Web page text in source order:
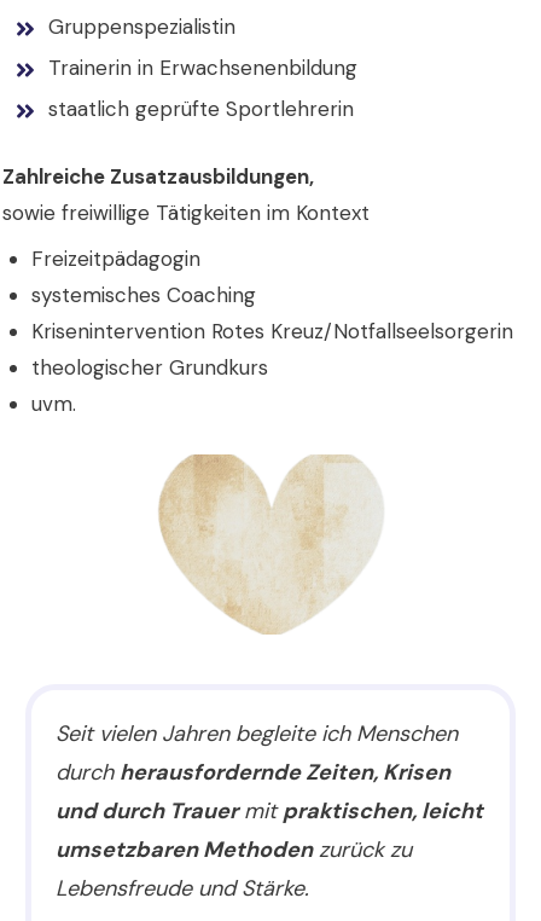
Gruppenspezialistin
Trainerin in Erwachsenenbildung
staatlich geprüfte Sportlehrerin
Zahlreiche Zusatzausbildungen,
sowie freiwillige Tätigkeiten im Kontext
Freizeitpädagogin
systemisches Coaching
Krisenintervention Rotes Kreuz/Notfallseelsorgerin
theologischer Grundkurs
uvm.
Seit vielen Jahren begleite ich Menschen
durch herausfordernde Zeiten, Krisen
und durch Trauermitpraktischen, leicht
umsetzbaren Methodenzurück zu
Lebensfreude und Stärke.